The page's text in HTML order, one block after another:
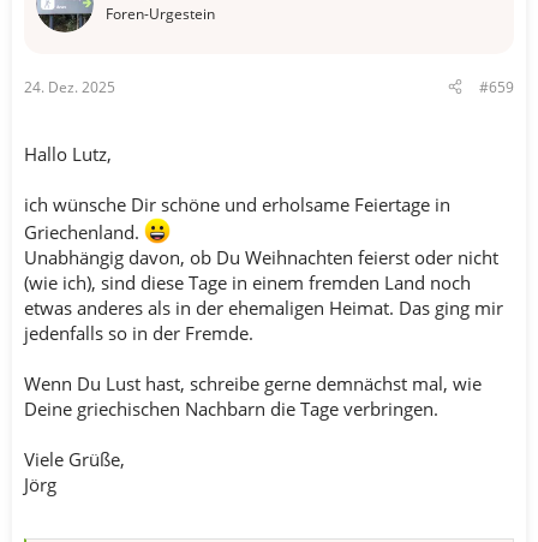
Foren-Urgestein
24. Dez. 2025 #659
Hallo Lutz,
ich wünsche Dir schöne und erholsame Feiertage in
Griechenland.
Unabhängig davon, ob Du Weihnachten feierst oder nicht
(wie ich), sind diese Tage in einem fremden Land noch
etwas anderes als in der ehemaligen Heimat. Das ging mir
jedenfalls so in der Fremde.
Wenn Du Lust hast, schreibe gerne demnächst mal, wie
Deine griechischen Nachbarn die Tage verbringen.
Viele Grüße,
Jörg